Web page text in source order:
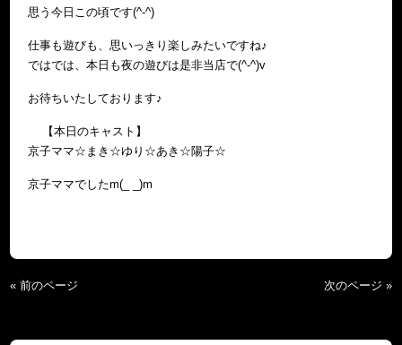
思う今日この頃です(^-^)
仕事も遊びも、思いっきり楽しみたいですね♪
ではでは、本日も夜の遊びは是非当店で(^-^)v
お待ちいたしております♪
【本日のキャスト】
京子ママ☆まき☆ゆり☆あき☆陽子☆
京子ママでしたm(_ _)m
« 前のページ 次のページ »